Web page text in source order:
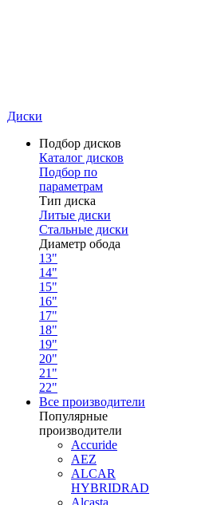
Диски
Подбор дисков
Каталог дисков
Подбор по
параметрам
Тип диска
Литые диски
Стальные диски
Диаметр обода
13"
14"
15"
16"
17"
18"
19"
20"
21"
22"
Все производители
Популярные
производители
Accuride
AEZ
ALCAR
HYBRIDRAD
Alcasta